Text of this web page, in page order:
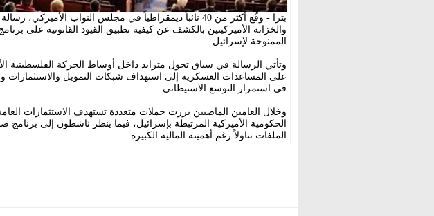
بترا - وقّع أكثر من 40 نائباً ديمقراطياً في مجلس النواب
والخزانة الأميركيتين بالكشف عن كيفية تطبيق القيود القانونية على
الممنوحة لإسرائيل.
وتأتي الرسالة في سياق تحول متزايد داخل أوساط الحركة الفلسطينية
على المساعدات العسكرية إلى استهداف شبكات التمويل والاستثمارات
في استمرار التوسع الاستيطاني.
وخلال العامين الماضيين برزت حملات متعددة تستهدف الاستثمارات
الحكومية الأميركية المرتبطة بإسرائيل، فيما ينظر ناشطون إلى برنامج
الملفات تناولاً رغم أهميته المالية الكبيرة.